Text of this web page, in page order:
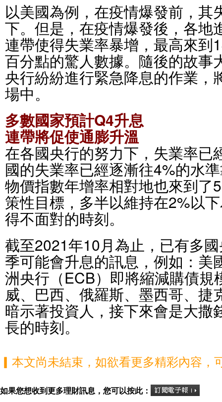
以美國為例，在疫情爆發前，其
下。但是，在疫情爆發後，各地
連帶使得失業率暴增，最高來到
百分點的驚人數據。隨後的故事
央行紛紛進行緊急降息的作業，
場中。
多數國家預計Q4升息
連帶將促使通膨升溫
在各國央行的努力下，失業率已
國的失業率已經逐漸往4%的水
物價指數年增率相對地也來到了
策性目標，多半以維持在2%以
得不面對的時刻。
截至2021年10月為止，已有多
季可能會升息的訊息，例如：美
洲央行（ECB）即將縮減購債規
威、巴西、俄羅斯、墨西哥、捷
暗示著投資人，接下來會是大
長的時刻。
▎本文尚未結束，如欲看更多精彩內容，
如果您想收到更多理財訊息，您可以按此：